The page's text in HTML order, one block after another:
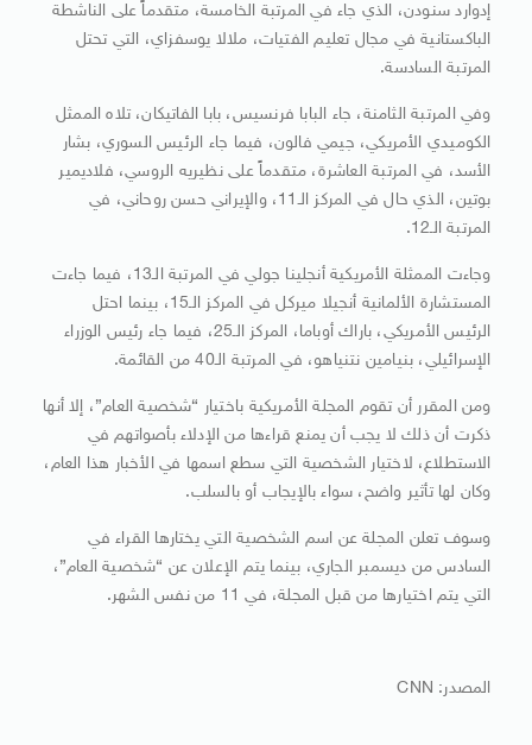
إدوارد سنودن، الذي جاء في المرتبة الخامسة، متقدماً على الناشطة
الباكستانية في مجال تعليم الفتيات، ملالا يوسفزاي، التي تحتل
المرتبة السادسة.
وفي المرتبة الثامنة، جاء البابا فرنسيس، بابا الفاتيكان، تلاه الممثل
الكوميدي الأمريكي، جيمي فالون، فيما جاء الرئيس السوري، بشار
الأسد، في المرتبة العاشرة، متقدماً على نظيريه الروسي، فلاديمير
بوتين، الذي حال في المركز الـ11، والإيراني حسن روحاني، في
المرتبة الـ12.
وجاءت الممثلة الأمريكية أنجلينا جولي في المرتبة الـ13، فيما جاءت
المستشارة الألمانية أنجيلا ميركل في المركز الـ15، بينما احتل
الرئيس الأمريكي، باراك أوباما، المركز الـ25، فيما جاء رئيس الوزراء
الإسرائيلي، بنيامين نتنياهو، في المرتبة الـ40 من القائمة.
ومن المقرر أن تقوم المجلة الأمريكية باختيار “شخصية العام”، إلا أنها
ذكرت أن ذلك لا يجب أن يمنع قراءها من الإدلاء بأصواتهم في
الاستطلاع، لاختيار الشخصية التي سطع اسمها في الأخبار هذا العام،
وكان لها تأثير واضح، سواء بالإيجاب أو بالسلب.
وسوف تعلن المجلة عن اسم الشخصية التي يختارها القراء في
السادس من ديسمبر الجاري، بينما يتم الإعلان عن “شخصية العام”،
التي يتم اختيارها من قبل المجلة، في 11 من نفس الشهر.
المصدر: CNN